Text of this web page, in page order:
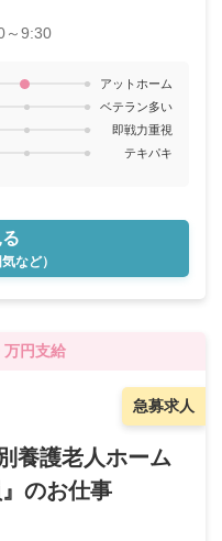
～9:30
アットホーム
ベテラン多い
即戦力重視
テキパキ
など）
万円支給
急募求人
養護老人ホーム
のお仕事